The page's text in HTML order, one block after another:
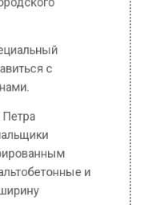
Петра
и